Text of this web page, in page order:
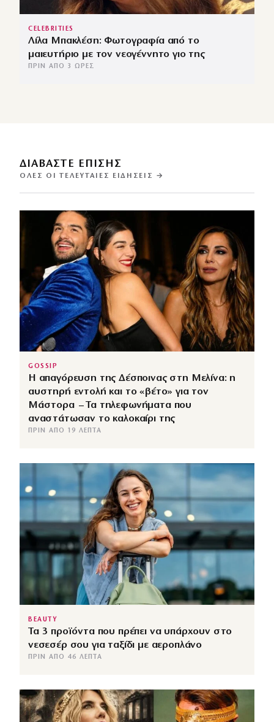
CELEBRITIES
Λίλα Μπακλέση: Φωτογραφία από το
μαιευτήριο με τον νεογέννητο γιο της
ΠΡΙΝ ΑΠΌ 3 ΏΡΕΣ
ΔΙΑΒΑΣΤΕ ΕΠΙΣΗΣ
ΌΛΕΣ ΟΙ ΤΕΛΕΥΤΑΊΕΣ ΕΙΔΉΣΕΙΣ →
GOSSIP
Η απαγόρευση της Δέσποινας στη Μελίνα: η
αυστηρή εντολή και το «βέτο» για τον
Μάστορα – Τα τηλεφωνήματα που
αναστάτωσαν το καλοκαίρι της
ΠΡΙΝ ΑΠΌ 19 ΛΕΠΤΆ
BEAUTY
Τα 3 προϊόντα που πρέπει να υπάρχουν στο
νεσεσέρ σου για ταξίδι με αεροπλάνο
ΠΡΙΝ ΑΠΌ 46 ΛΕΠΤΆ